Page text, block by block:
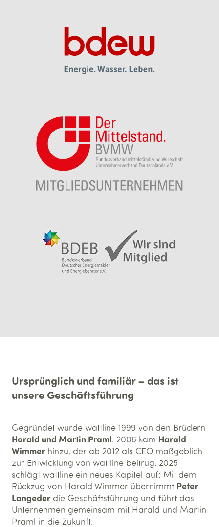
Ursprünglich und familiär – das ist
unsere Geschäftsführung
Gegründet wurde wattline 1999 von den Brüdern
Harald und Martin Praml. 2006 kam Harald
Wimmerhinzu, der ab 2012 als CEO maßgeblich
zur Entwicklung von wattline beitrug. 2025
schlägt wattline ein neues Kapitel auf: Mit dem
Rückzug von Harald Wimmer übernimmt Peter
Langederdie Geschäftsführung und führt das
Unternehmen gemeinsam mit Harald und Martin
Praml in die Zukunft.